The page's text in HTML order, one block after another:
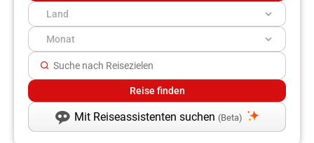
Mit Reiseassistenten suchen (Beta)